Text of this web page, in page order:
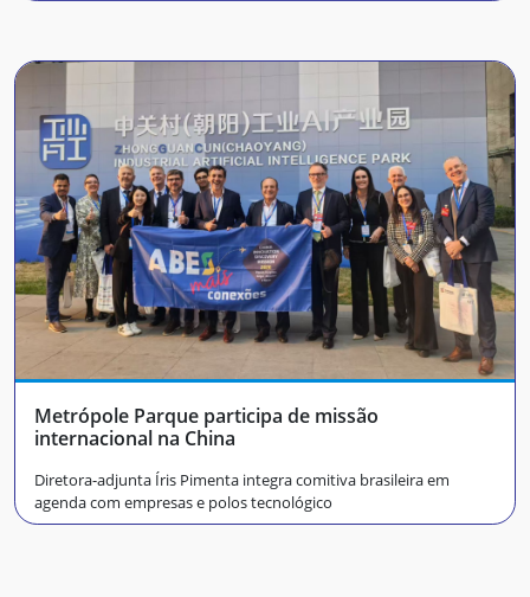
Metrópole Parque participa de missão
internacional na China
Diretora-adjunta Íris Pimenta integra comitiva brasileira em
agenda com empresas e polos tecnológico